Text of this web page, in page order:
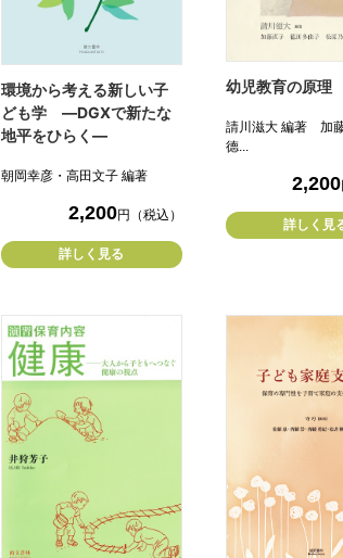
環境から考える新しい子
ども学 ―DGXで新たな
地平をひらく―
朝岡幸彦・高田文子 編著
2,200円（税込）
詳しく見る
幼児教育の原理
請川滋大 編著 加藤
德...
2,200
詳しく見